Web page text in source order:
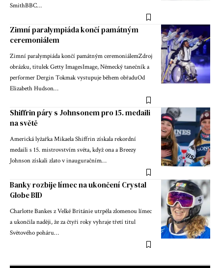
SmithBBC…
Zimní paralympiáda končí památným
ceremoniálem
Zimní paralympiáda končí památným ceremoniálemZdroj
obrázku, titulek Getty ImagesImage, Německý tanečník a
performer Dergin Tokmak vystupuje během obřaduOd
Elizabeth Hudson…
Shiffrin páry s Johnsonem pro 15. medaili
na světě
Americká lyžařka Mikaela Shiffrin získala rekordní
medaili s 15. mistrovstvím světa, když ona a Breezy
Johnson získali zlato v inauguračním…
Banky rozbije límec na ukončení Crystal
Globe BID
Charlotte Bankes z Velké Británie utrpěla zlomenou límec
a ukončila naději, že za čtyři roky vyhraje třetí titul
Světového poháru…